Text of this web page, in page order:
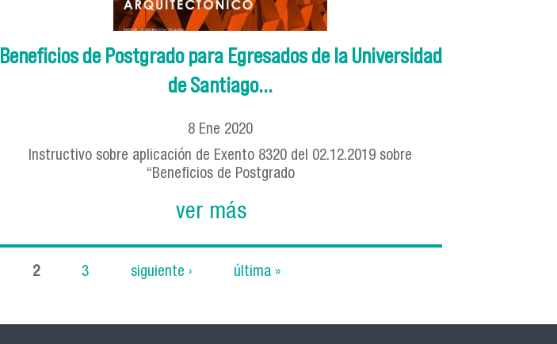
Beneficios de Postgrado para Egresados de la Universidad
de Santiago...
8 Ene 2020
Instructivo sobre aplicación de Exento 8320 del 02.12.2019 sobre
“Beneficios de Postgrado
ver más
2 3 siguiente › última »